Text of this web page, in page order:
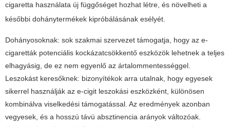
cigaretta használata új függőséget hozhat létre, és növelheti a
későbbi dohánytermékek kipróbálásának esélyét.
Dohányosoknak: sok szakmai szervezet támogatja, hogy az e-
cigaretták potenciális kockázatcsökkentő eszközök lehetnek a teljes
elhagyásig, de ez nem egyenlő az ártalommentességgel.
Leszokást keresőknek: bizonyítékok arra utalnak, hogy egyesek
sikerrel használják az e-cigit leszokási eszközként, különösen
kombinálva viselkedési támogatással. Az eredmények azonban
vegyesek, és a hosszú távú absztinencia arányok változóak.